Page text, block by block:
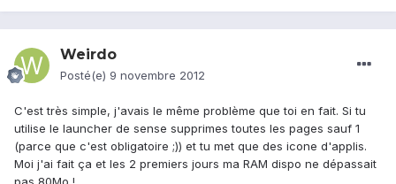
Weirdo
Posté(e) 9 novembre 2012
C'est très simple, j'avais le même problème que toi en fait. Si tu
utilise le launcher de sense supprimes toutes les pages sauf 1
(parce que c'est obligatoire ;)) et tu met que des icone d'applis.
Moi j'ai fait ça et les 2 premiers jours ma RAM dispo ne dépassait